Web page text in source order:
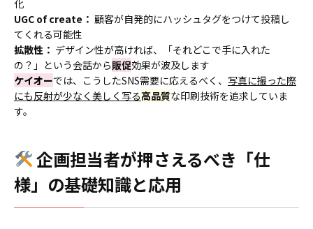
化
UGC of create： 顧客が自発的にハッシュタグをつけて投稿し
てくれる可能性
拡散性： デザイン性が高ければ、「それどこで手に入れた
の？」という会話から販促効果が波及します
ケイオーでは、こうしたSNS需要に応えるべく、 写真に撮った際
にも反射が少なく美しく写る高品質な印刷技術を追求していま
す。
企画担当者が押さえるべき「仕
様」の基礎知識と応用